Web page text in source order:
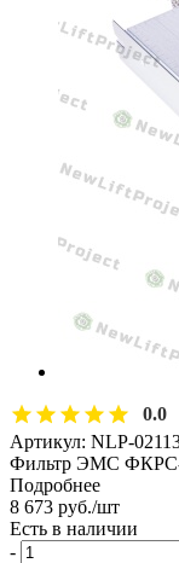
0.0
Артикул: NLP-
Фильтр ЭМС ФКРС-
Подробнее
8 673 руб./шт
Есть в наличии
-